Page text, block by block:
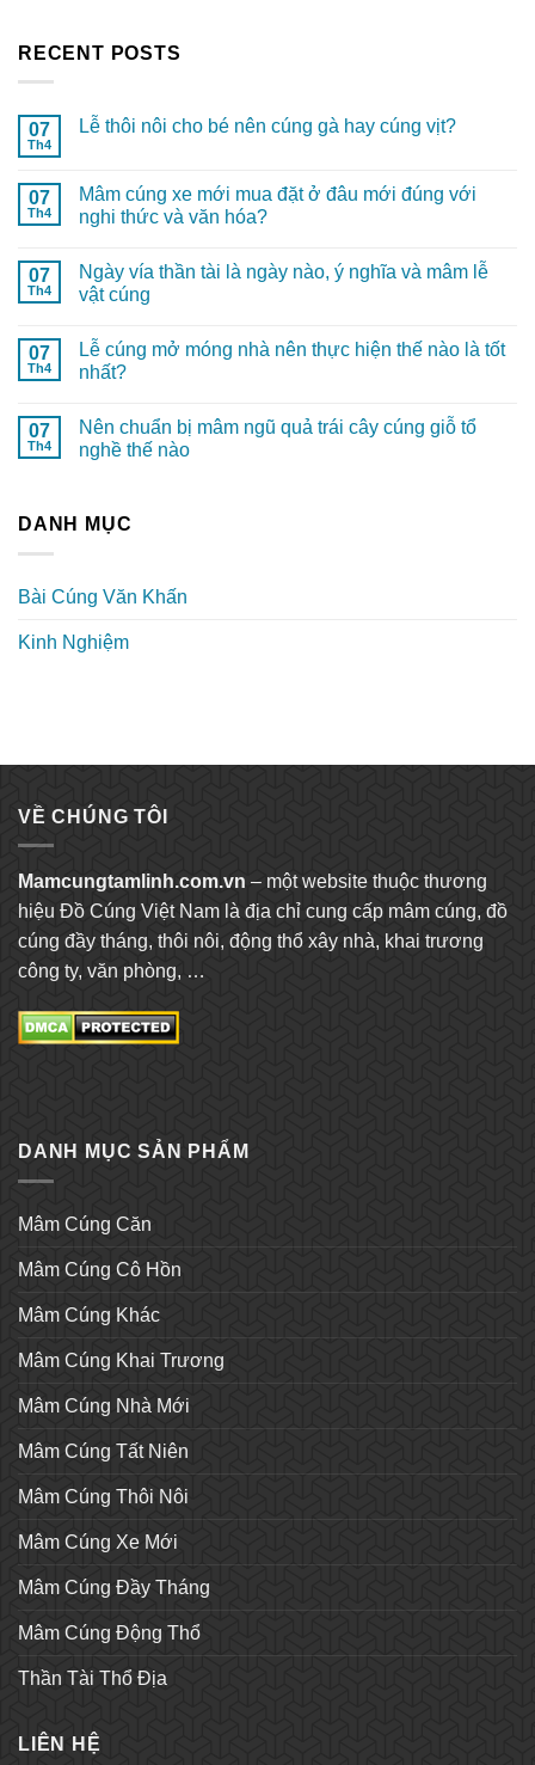
RECENT POSTS
07
Th4
Lễ thôi nôi cho bé nên cúng gà hay cúng vịt?
07
Th4
Mâm cúng xe mới mua đặt ở đâu mới đúng với
nghi thức và văn hóa?
07
Th4
Ngày vía thần tài là ngày nào, ý nghĩa và mâm lễ
vật cúng
07
Th4
Lễ cúng mở móng nhà nên thực hiện thế nào là tốt
nhất?
07
Th4
Nên chuẩn bị mâm ngũ quả trái cây cúng giỗ tổ
nghề thế nào
DANH MỤC
Bài Cúng Văn Khấn
Kinh Nghiệm
VỀ CHÚNG TÔI
Mamcungtamlinh.com.vn – một website thuộc thương
hiệu Đồ Cúng Việt Nam là địa chỉ cung cấp mâm cúng, đồ
cúng đầy tháng, thôi nôi, động thổ xây nhà, khai trương
công ty, văn phòng, …
DANH MỤC SẢN PHẨM
Mâm Cúng Căn
Mâm Cúng Cô Hồn
Mâm Cúng Khác
Mâm Cúng Khai Trương
Mâm Cúng Nhà Mới
Mâm Cúng Tất Niên
Mâm Cúng Thôi Nôi
Mâm Cúng Xe Mới
Mâm Cúng Đầy Tháng
Mâm Cúng Động Thổ
Thần Tài Thổ Địa
LIÊN HỆ